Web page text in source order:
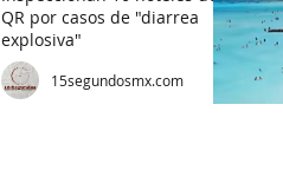
QR por casos de "diarrea
explosiva"
15segundosmx.com